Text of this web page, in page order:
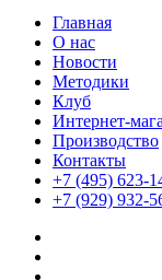
Главная
О нас
Новости
Методики
Клуб
Интернет-
Производство
Контакты
+7 (495) 623-
+7 (929) 932-